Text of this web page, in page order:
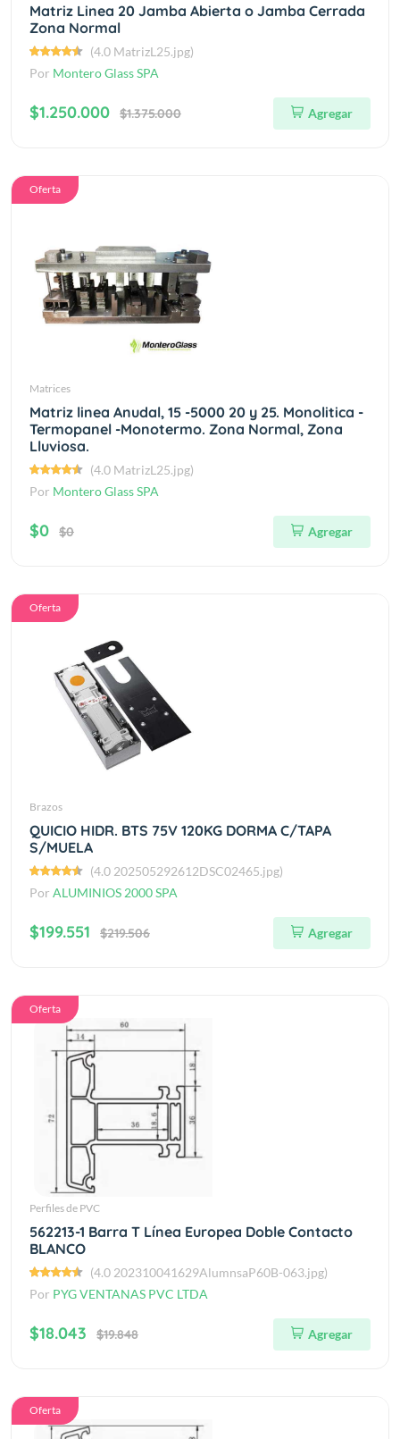
Matriz Linea 20 Jamba Abierta o Jamba Cerrada
Zona Normal
(4.0 MatrizL25.jpg)
Por Montero Glass SPA
$1.250.000 $1.375.000 Agregar
Oferta
Matrices
Matriz linea Anudal, 15 -5000 20 y 25. Monolitica -
Termopanel -Monotermo. Zona Normal, Zona
Lluviosa.
(4.0 MatrizL25.jpg)
Por Montero Glass SPA
$0 $0 Agregar
Oferta
Brazos
QUICIO HIDR. BTS 75V 120KG DORMA C/TAPA
S/MUELA
(4.0 202505292612DSC02465.jpg)
Por ALUMINIOS 2000 SPA
$199.551 $219.506 Agregar
Oferta
Perfiles de PVC
562213-1 Barra T Línea Europea Doble Contacto
BLANCO
(4.0 202310041629AlumnsaP60B-063.jpg)
Por PYG VENTANAS PVC LTDA
$18.043 $19.848 Agregar
Oferta